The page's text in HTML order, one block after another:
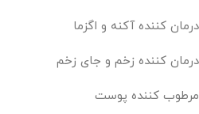
درمان کننده آکنه و اگزما
درمان کننده زخم و جای زخم
مرطوب کننده پوست